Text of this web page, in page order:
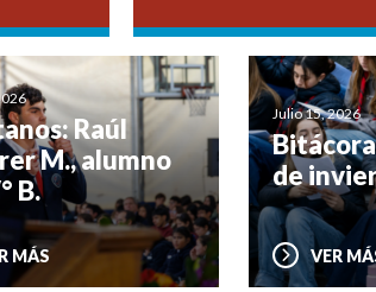
Raúl
M., alumno
B.
MÁS
Julio 15, 2026
de
VER